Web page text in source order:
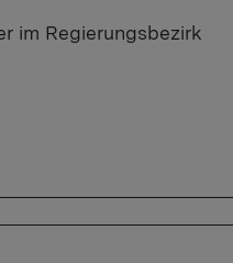
im Regierungsbezirk